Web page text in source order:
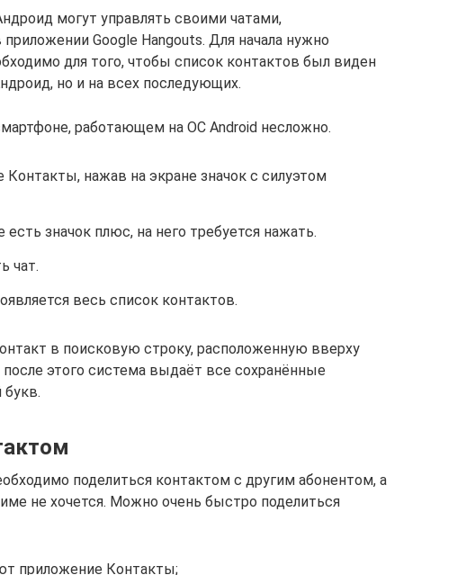
могут управлять своими чатами,
Google Hangouts. Для начала нужно
для того, чтобы список контактов был виден
но и на всех последующих.
работающем на ОС Android несложно.
нажав на экране значок с силуэтом
значок плюс, на него требуется нажать.
чат.
весь список контактов.
в поисковую строку, расположенную вверху
этого система выдаёт все сохранённые
поделиться контактом с другим абонентом, а
не хочется. Можно очень быстро поделиться
приложение Контакты;